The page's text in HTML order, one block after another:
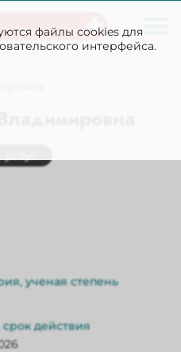
файлы cookies для
интерфейса.
помощь
ученая степень
действия